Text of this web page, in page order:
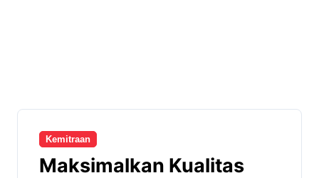
Kemitraan
Maksimalkan Kualitas